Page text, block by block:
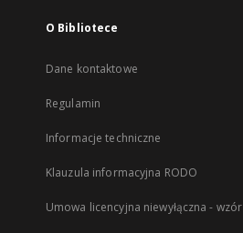
O Bibliotece
Dane kontaktowe
Regulamin
Informacje techniczne
Klauzula informacyjna RODO
Umowa licencyjna niewyłączna - wzór